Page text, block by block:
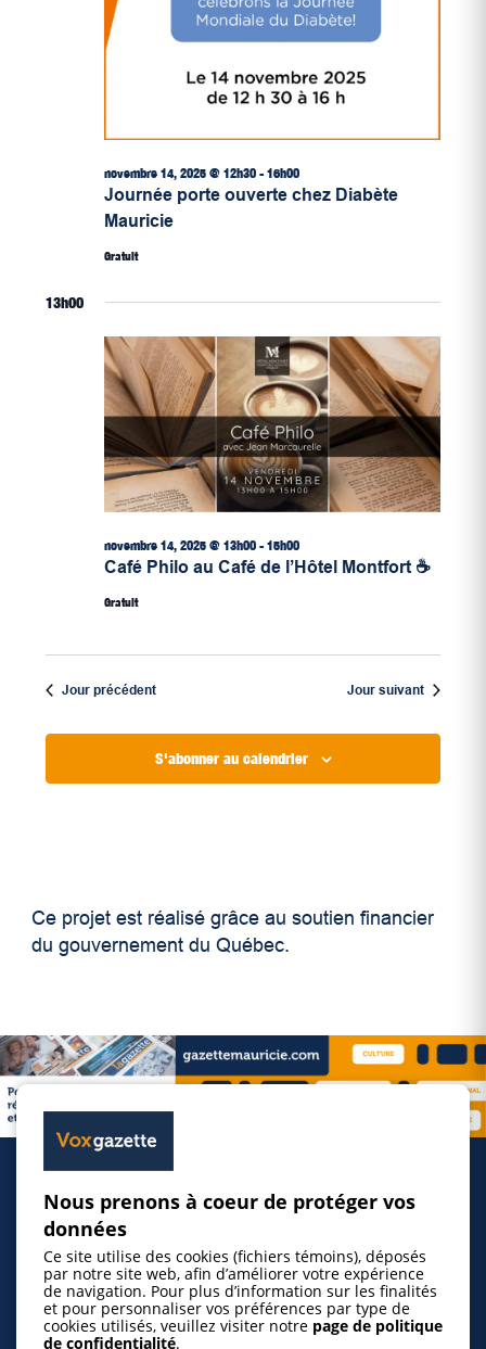
Journée porte ouverte chez Diabète
Mauricie
novembre 14, 2025 @ 12h30- 16h00
Gratuit
13h00
Café Philo au Café de l’Hôtel Montfort ☕
novembre 14, 2025 @ 13h00- 15h00
Gratuit
Jour précédent Jour suivant
S'abonner au calendrier
Ce projet est réalisé grâce au soutien financier
du gouvernement du Québec.
Accueil
Inscrire un événement
© 2026 Gazette de la Mauricie. Tous droits
Nous prenons à coeur de protéger vos
données
Ce site utilise des cookies (fichiers témoins), déposés
par notre site web, afin d’améliorer votre expérience
de navigation. Pour plus d’information sur les finalités
et pour personnaliser vos préférences par type de
cookies utilisés, veuillez visiter notre page de politique
de confidentialité.